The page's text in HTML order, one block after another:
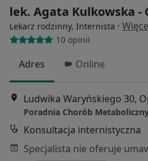
lek. Agata Kulkowska -
Lekarz rodzinny, Internista ·
10 opinii
Adres Online
Ludwika Waryńskiego 30,
Poradnia Chorób
Konsultacja internistyczna